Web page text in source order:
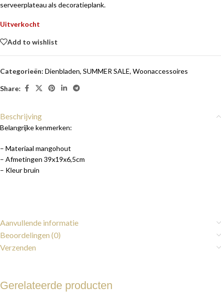
serveerplateau als decoratieplank.
Uitverkocht
Add to wishlist
Categorieën: Dienbladen, SUMMER SALE, Woonaccessoires
Share:
Beschrijving
Belangrijke kenmerken:
– Materiaal mangohout
– Afmetingen 39x19x6,5cm
– Kleur bruin
Aanvullende informatie
Beoordelingen (0)
Verzenden
Gerelateerde producten